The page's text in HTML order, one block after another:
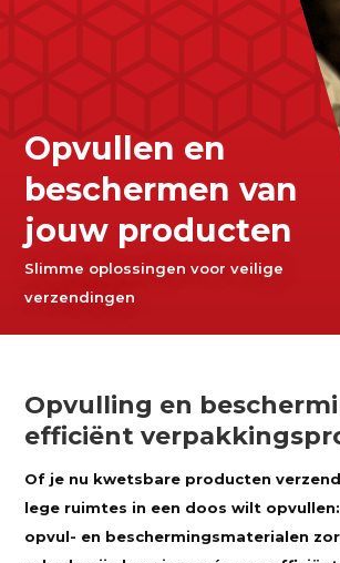
Opvullen en
beschermen van
jouw producten
Slimme oplossingen voor veilige
verzendingen
Opvulling en
efficiënt
Of je nu kwetsbare producten
lege ruimtes in een doos wilt
opvul- en beschermingsmaterialen